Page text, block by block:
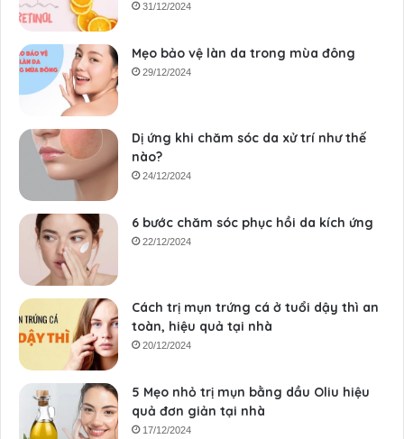
31/12/2024
Mẹo bảo vệ làn da trong mùa đông
29/12/2024
Dị ứng khi chăm sóc da xử trí như thế
nào?
24/12/2024
6 bước chăm sóc phục hồi da kích ứng
22/12/2024
Cách trị mụn trứng cá ở tuổi dậy thì an
toàn, hiệu quả tại nhà
20/12/2024
5 Mẹo nhỏ trị mụn bằng dầu Oliu hiệu
quả đơn giản tại nhà
17/12/2024